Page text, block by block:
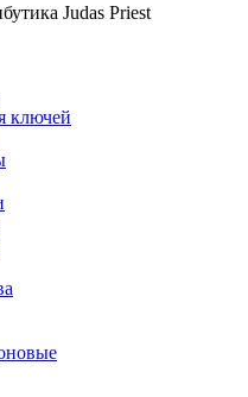
Judas Priest
ключей